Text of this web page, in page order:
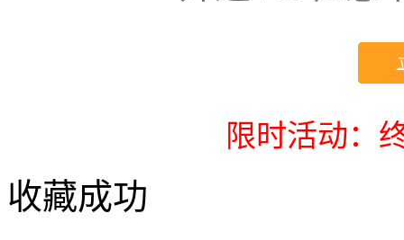
限时活动：
收藏成功